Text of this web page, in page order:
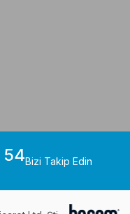
54Bizi Takip Edin